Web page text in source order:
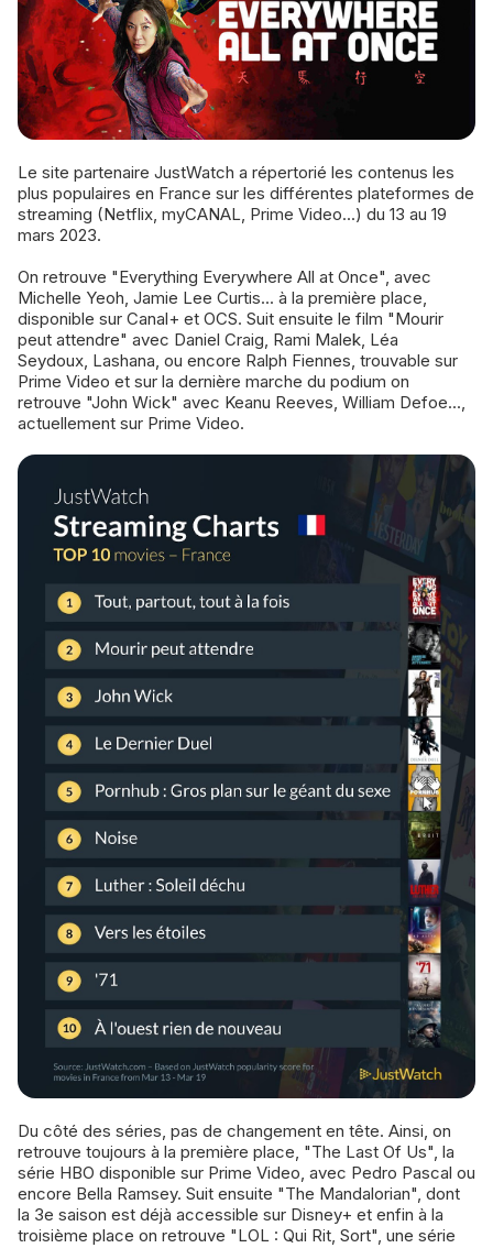
Le site partenaire JustWatch a répertorié les contenus les
plus populaires en France sur les différentes plateformes de
streaming (Netflix, myCANAL, Prime Video...) du 13 au 19
mars 2023.
On retrouve "Everything Everywhere All at Once", avec
Michelle Yeoh, Jamie Lee Curtis... à la première place,
disponible sur Canal+ et OCS. Suit ensuite le film "Mourir
peut attendre" avec Daniel Craig, Rami Malek, Léa
Seydoux, Lashana, ou encore Ralph Fiennes, trouvable sur
Prime Video et sur la dernière marche du podium on
retrouve "John Wick" avec Keanu Reeves, William Defoe...,
actuellement sur Prime Video.
Du côté des séries, pas de changement en tête. Ainsi, on
retrouve toujours à la première place, "The Last Of Us", la
série HBO disponible sur Prime Video, avec Pedro Pascal ou
encore Bella Ramsey. Suit ensuite "The Mandalorian", dont
la 3e saison est déjà accessible sur Disney+ et enfin à la
troisième place on retrouve "LOL : Qui Rit, Sort", une série